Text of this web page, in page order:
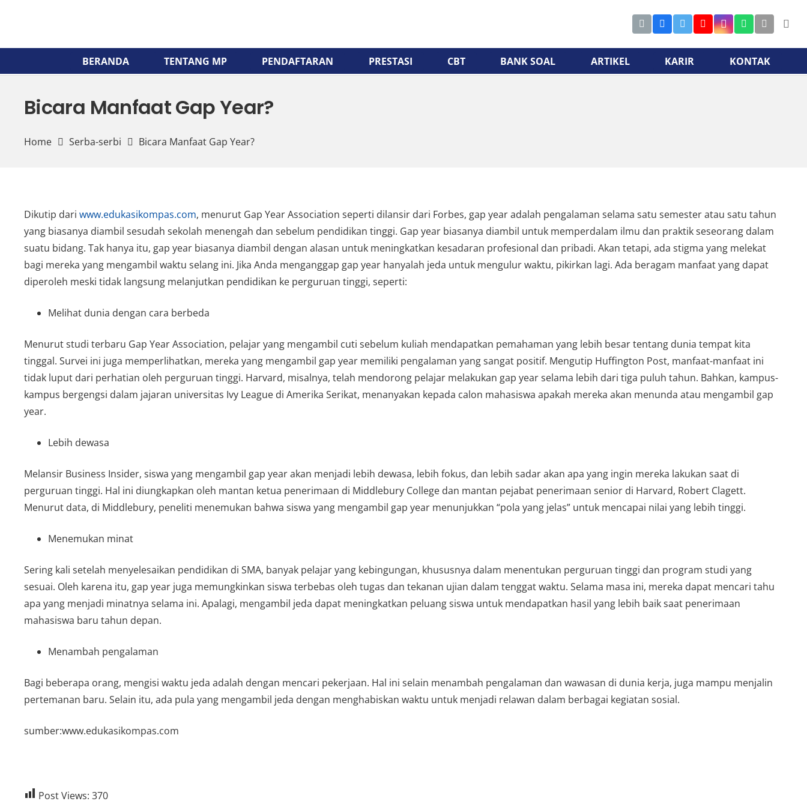
BERANDA TENTANG MP PENDAFTARAN PRESTASI CBT BANK SOAL ARTIKEL KARIR KONTAK
Bicara Manfaat Gap Year?
Home Serba-serbi Bicara Manfaat Gap Year?
Dikutip dari www.edukasikompas.com, menurut Gap Year Association seperti dilansir dari Forbes, gap year adalah pengalaman selama satu semester atau satu tahun
yang biasanya diambil sesudah sekolah menengah dan sebelum pendidikan tinggi. Gap year biasanya diambil untuk memperdalam ilmu dan praktik seseorang dalam
suatu bidang. Tak hanya itu, gap year biasanya diambil dengan alasan untuk meningkatkan kesadaran profesional dan pribadi. Akan tetapi, ada stigma yang melekat
bagi mereka yang mengambil waktu selang ini. Jika Anda menganggap gap year hanyalah jeda untuk mengulur waktu, pikirkan lagi. Ada beragam manfaat yang dapat
diperoleh meski tidak langsung melanjutkan pendidikan ke perguruan tinggi, seperti:
Melihat dunia dengan cara berbeda
Menurut studi terbaru Gap Year Association, pelajar yang mengambil cuti sebelum kuliah mendapatkan pemahaman yang lebih besar tentang dunia tempat kita
tinggal. Survei ini juga memperlihatkan, mereka yang mengambil gap year memiliki pengalaman yang sangat positif. Mengutip Huffington Post, manfaat-manfaat ini
tidak luput dari perhatian oleh perguruan tinggi. Harvard, misalnya, telah mendorong pelajar melakukan gap year selama lebih dari tiga puluh tahun. Bahkan, kampus-
kampus bergengsi dalam jajaran universitas Ivy League di Amerika Serikat, menanyakan kepada calon mahasiswa apakah mereka akan menunda atau mengambil gap
year.
Lebih dewasa
Melansir Business Insider, siswa yang mengambil gap year akan menjadi lebih dewasa, lebih fokus, dan lebih sadar akan apa yang ingin mereka lakukan saat di
perguruan tinggi. Hal ini diungkapkan oleh mantan ketua penerimaan di Middlebury College dan mantan pejabat penerimaan senior di Harvard, Robert Clagett.
Menurut data, di Middlebury, peneliti menemukan bahwa siswa yang mengambil gap year menunjukkan “pola yang jelas” untuk mencapai nilai yang lebih tinggi.
Menemukan minat
Sering kali setelah menyelesaikan pendidikan di SMA, banyak pelajar yang kebingungan, khususnya dalam menentukan perguruan tinggi dan program studi yang
sesuai. Oleh karena itu, gap year juga memungkinkan siswa terbebas oleh tugas dan tekanan ujian dalam tenggat waktu. Selama masa ini, mereka dapat mencari tahu
apa yang menjadi minatnya selama ini. Apalagi, mengambil jeda dapat meningkatkan peluang siswa untuk mendapatkan hasil yang lebih baik saat penerimaan
mahasiswa baru tahun depan.
Menambah pengalaman
Bagi beberapa orang, mengisi waktu jeda adalah dengan mencari pekerjaan. Hal ini selain menambah pengalaman dan wawasan di dunia kerja, juga mampu menjalin
pertemanan baru. Selain itu, ada pula yang mengambil jeda dengan menghabiskan waktu untuk menjadi relawan dalam berbagai kegiatan sosial.
sumber:www.edukasikompas.com
Post Views: 370